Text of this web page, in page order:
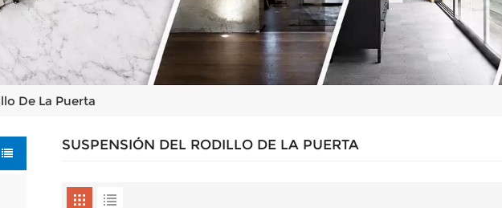
De La Puerta
SUSPENSIÓN DEL RODILLO DE LA PUERTA